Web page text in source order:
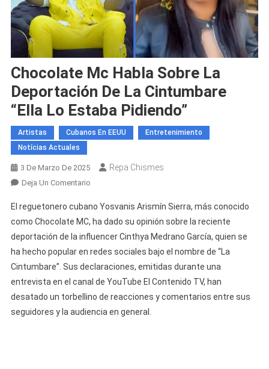
Chocolate Mc Habla Sobre La
Deportación De La Cintumbare
“Ella Lo Estaba Pidiendo”
Artistas Cubanos En EEUU
Entretenimiento
Notícias Actuales
3 De Marzo De 2025 Repa Chismes
Deja Un ComentarioEn
Mc
Habla
Sobre
La
Deportación
De
La
Cintumbare
El reguetonero cubano Yosvanis Arismín Sierra, más conocido
como Chocolate MC, ha dado su opinión sobre la reciente
deportación de la influencer Cinthya Medrano García, quien se
ha hecho popular en redes sociales bajo el nombre de “La
Cintumbare”. Sus declaraciones, emitidas durante una
entrevista en el canal de YouTube El Contenido TV, han
desatado un torbellino de reacciones y comentarios entre sus
seguidores y la audiencia en general.